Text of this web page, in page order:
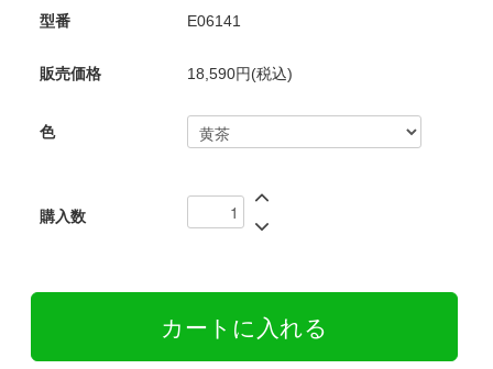
型番 E06141
販売価格 18,590円(税込)
色
購入数